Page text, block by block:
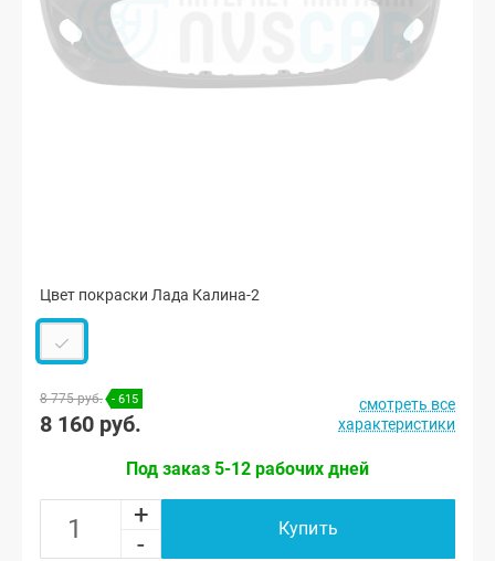
Цвет покраски Лада Калина-2
8 775 руб. - 615
8 160 руб.
смотреть все
характеристики
Под заказ 5-12 рабочих дней
+
-
Купить